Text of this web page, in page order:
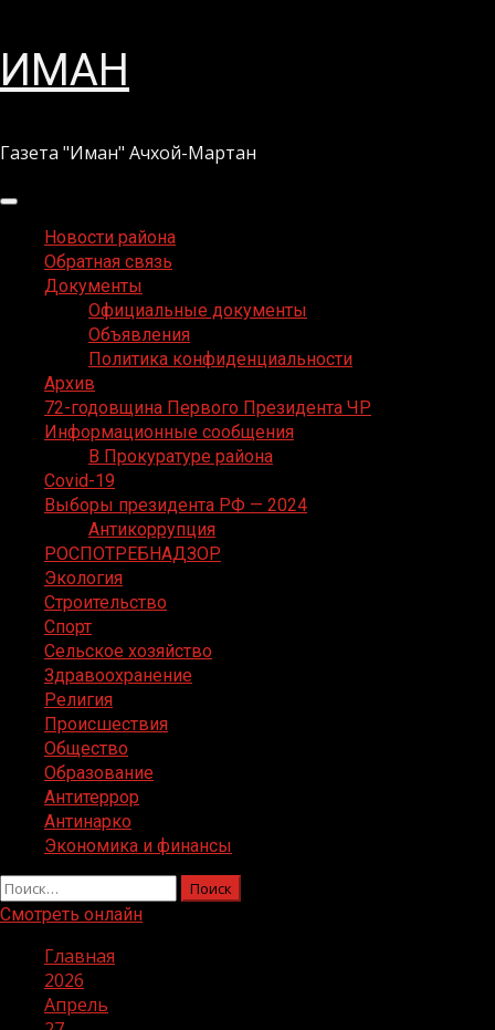
Перейти
кИМАН
Газета "Иман" Ачхой-Мартан
Основное
менюНовости района
Обратная связь
Документы
Официальные документы
Объявления
Политика конфиденциальности
Архив
72-годовщина Первого Президента ЧР
Информационные сообщения
В Прокуратуре района
Covid-19
Выборы президента РФ — 2024
Антикоррупция
РОСПОТРЕБНАДЗОР
Экология
Строительство
Спорт
Сельское хозяйство
Здравоохранение
Религия
Происшествия
Общество
Образование
Антитеррор
Антинарко
Экономика и финансы
Найти:
Смотреть онлайн
Главная
2026
Апрель